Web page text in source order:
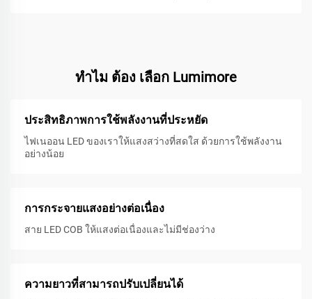
ทําไม ต้อง เลือก Lumimore
ประสิทธิภาพการใช้พลังงานที่ประหยัด
ไฟเนออน LED ของเราให้แสงสว่างที่สดใส ด้วยการใช้พลังงาน
อย่างน้อย
การกระจายแสงอย่างต่อเนื่อง
สาย LED COB ให้แสงต่อเนื่องและไม่มีช่องว่าง
ความยาวที่สามารถปรับเปลี่ยนได้